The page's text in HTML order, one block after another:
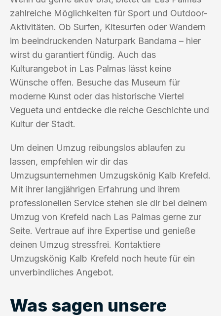
zahlreiche Möglichkeiten für Sport und Outdoor-
Aktivitäten. Ob Surfen, Kitesurfen oder Wandern
im beeindruckenden Naturpark Bandama – hier
wirst du garantiert fündig. Auch das
Kulturangebot in Las Palmas lässt keine
Wünsche offen. Besuche das Museum für
moderne Kunst oder das historische Viertel
Vegueta und entdecke die reiche Geschichte und
Kultur der Stadt.
Um deinen Umzug reibungslos ablaufen zu
lassen, empfehlen wir dir das
Umzugsunternehmen Umzugskönig Kalb Krefeld.
Mit ihrer langjährigen Erfahrung und ihrem
professionellen Service stehen sie dir bei deinem
Umzug von Krefeld nach Las Palmas gerne zur
Seite. Vertraue auf ihre Expertise und genieße
deinen Umzug stressfrei. Kontaktiere
Umzugskönig Kalb Krefeld noch heute für ein
unverbindliches Angebot.
Was sagen unsere